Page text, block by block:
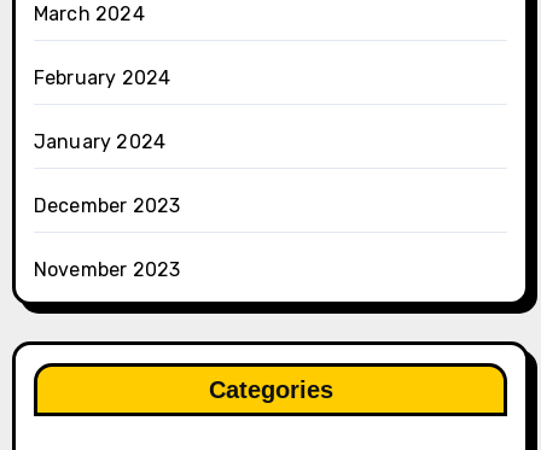
March 2024
February 2024
January 2024
December 2023
November 2023
Categories